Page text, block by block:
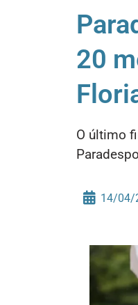
20
O último
14/04/